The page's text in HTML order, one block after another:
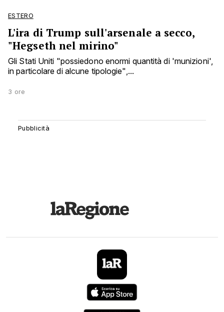
ESTERO
L'ira di Trump sull'arsenale a secco,
"Hegseth nel mirino"
Gli Stati Uniti "possiedono enormi quantità di 'munizioni',
in particolare di alcune tipologie",...
3 ore